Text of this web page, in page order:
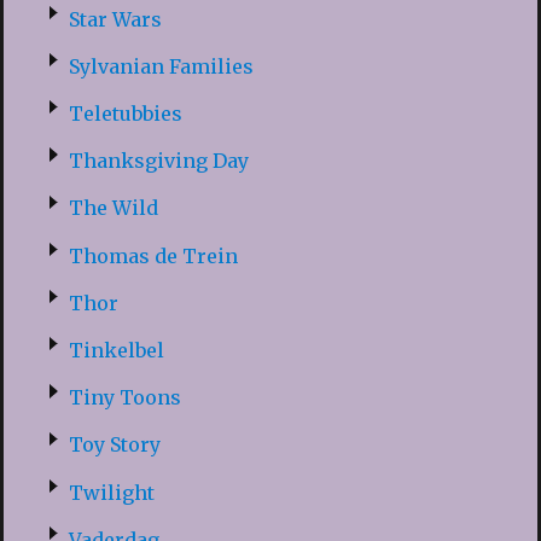
Star Wars
Sylvanian Families
Teletubbies
Thanksgiving Day
The Wild
Thomas de Trein
Thor
Tinkelbel
Tiny Toons
Toy Story
Twilight